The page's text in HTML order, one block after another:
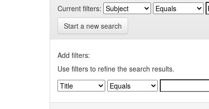
Current filters:
Start a new search
Add filters:
Use filters to refine the search results.